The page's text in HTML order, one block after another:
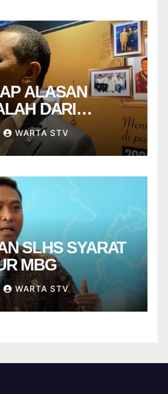
ALASAN
DARI
WARTA STV
SLHS SYARAT
MBG
WARTA STV